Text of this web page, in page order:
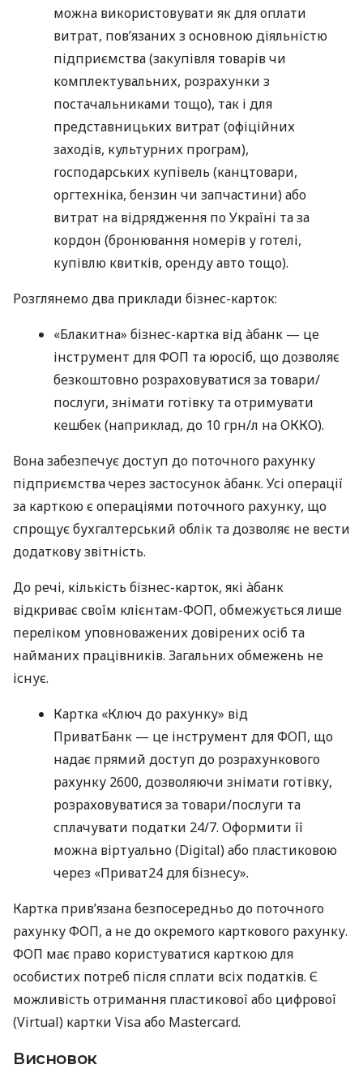
можна використовувати як для оплати
витрат, пов’язаних з основною діяльністю
підприємства (закупівля товарів чи
комплектувальних, розрахунки з
постачальниками тощо), так і для
представницьких витрат (офіційних
заходів, культурних програм),
господарських купівель (канцтовари,
оргтехніка, бензин чи запчастини) або
витрат на відрядження по Україні та за
кордон (бронювання номерів у готелі,
купівлю квитків, оренду авто тощо).
Розглянемо два приклади бізнес-карток:
«Блакитна» бізнес-картка від àбанк — це
інструмент для ФОП та юросіб, що дозволяє
безкоштовно розраховуватися за товари/
послуги, знімати готівку та отримувати
кешбек (наприклад, до 10 грн/л на ОККО).
Вона забезпечує доступ до поточного рахунку
підприємства через застосунок àбанк. Усі операції
за карткою є операціями поточного рахунку, що
спрощує бухгалтерський облік та дозволяє не вести
додаткову звітність.
До речі, кількість бізнес-карток, які àбанк
відкриває своїм клієнтам-ФОП, обмежується лише
переліком уповноважених довірених осіб та
найманих працівників. Загальних обмежень не
існує.
Картка «Ключ до рахунку» від
ПриватБанк — це інструмент для ФОП, що
надає прямий доступ до розрахункового
рахунку 2600, дозволяючи знімати готівку,
розраховуватися за товари/послуги та
сплачувати податки 24/7. Оформити її
можна віртуально (Digital) або пластиковою
через «Приват24 для бізнесу».
Картка прив’язана безпосередньо до поточного
рахунку ФОП, а не до окремого карткового рахунку.
ФОП має право користуватися карткою для
особистих потреб після сплати всіх податків. Є
можливість отримання пластикової або цифрової
(Virtual) картки Visa або Mastercard.
Висновок